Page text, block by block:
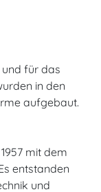
und für das
in den
aufgebaut.
mit dem
entstanden
und